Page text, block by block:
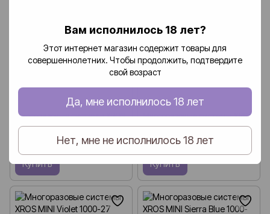
Вам исполнилось 18 лет?
Этот интернет магазин содержит товары для
совершеннолетних. Чтобы продолжить, подтвердите
свой возраст
Да, мне исполнилось 18 лет
Нет, мне не исполнилось 18 лет
Многоразовые системы XROS
MINI Vitality
Купить
Многоразовые системы XROS
MINI Forest Green
699 грн
Купить